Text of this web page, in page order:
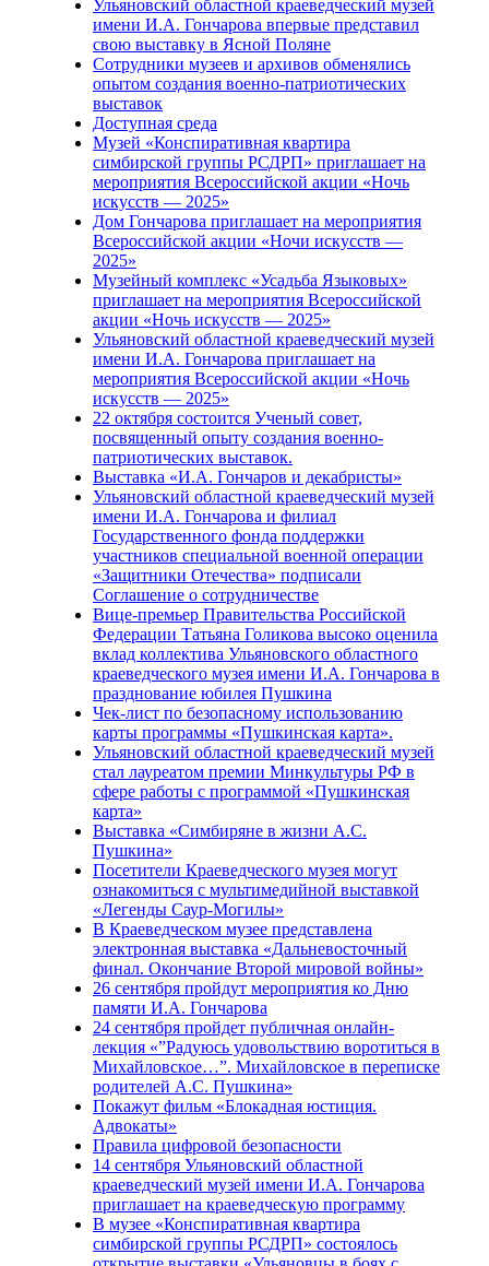
Ульяновский областной краеведческий музей
имени И.А. Гончарова впервые представил
свою выставку в Ясной Поляне
Сотрудники музеев и архивов обменялись
опытом создания военно-патриотических
выставок
Доступная среда
Музей «Конспиративная квартира
симбирской группы РСДРП» приглашает на
мероприятия Всероссийской акции «Ночь
искусств — 2025»
Дом Гончарова приглашает на мероприятия
Всероссийской акции «Ночи искусств —
2025»
Музейный комплекс «Усадьба Языковых»
приглашает на мероприятия Всероссийской
акции «Ночь искусств — 2025»
Ульяновский областной краеведческий музей
имени И.А. Гончарова приглашает на
мероприятия Всероссийской акции «Ночь
искусств — 2025»
22 октября состоится Ученый совет,
посвященный опыту создания военно-
патриотических выставок.
Выставка «И.А. Гончаров и декабристы»
Ульяновский областной краеведческий музей
имени И.А. Гончарова и филиал
Государственного фонда поддержки
участников специальной военной операции
«Защитники Отечества» подписали
Соглашение о сотрудничестве
Вице-премьер Правительства Российской
Федерации Татьяна Голикова высоко оценила
вклад коллектива Ульяновского областного
краеведческого музея имени И.А. Гончарова в
празднование юбилея Пушкина
Чек-лист по безопасному использованию
карты программы «Пушкинская карта».
Ульяновский областной краеведческий музей
стал лауреатом премии Минкультуры РФ в
сфере работы с программой «Пушкинская
карта»
Выставка «Симбиряне в жизни А.С.
Пушкина»
Посетители Краеведческого музея могут
ознакомиться с мультимедийной выставкой
«Легенды Саур-Могилы»
В Краеведческом музее представлена
электронная выставка «Дальневосточный
финал. Окончание Второй мировой войны»
26 сентября пройдут мероприятия ко Дню
памяти И.А. Гончарова
24 сентября пройдет публичная онлайн-
лекция «”Радуюсь удовольствию воротиться в
Михайловское…”. Михайловское в переписке
родителей А.С. Пушкина»
Покажут фильм «Блокадная юстиция.
Адвокаты»
Правила цифровой безопасности
14 сентября Ульяновский областной
краеведческий музей имени И.А. Гончарова
приглашает на краеведческую программу
В музее «Конспиративная квартира
симбирской группы РСДРП» состоялось